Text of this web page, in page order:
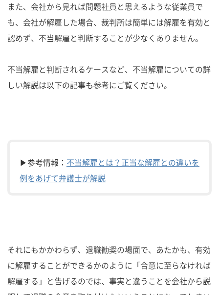
また、会社から見れば問題社員と思えるような従業員で
も、会社が解雇した場合、裁判所は簡単には解雇を有効と
認めず、不当解雇と判断することが少なくありません。
不当解雇と判断されるケースなど、不当解雇についての詳
しい解説は以下の記事も参考にご覧ください。
▶参考情報： 不当解雇とは？正当な解雇との違いを
例をあげて弁護士が解説
それにもかかわらず、退職勧奨の場面で、あたかも、有効
に解雇することができるかのように「合意に至らなければ
解雇する」と告げるのでは、事実と違うことを会社から説